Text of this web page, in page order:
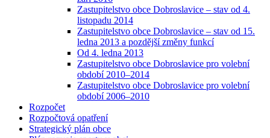
Zastupitelstvo obce Dobroslavice – stav od 4.
listopadu 2014
Zastupitelstvo obce Dobroslavice – stav od 15.
ledna 2013 a pozdější změny funkcí
Od 4. ledna 2013
Zastupitelstvo obce Dobroslavice pro volební
období 2010–2014
Zastupitelstvo obce Dobroslavice pro volební
období 2006–2010
Rozpočet
Rozpočtová opatření
Strategický plán obce